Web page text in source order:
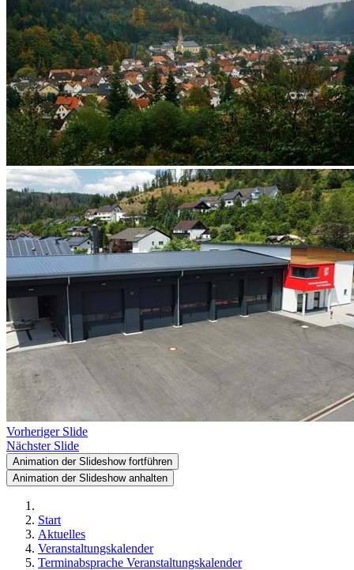
Vorheriger Slide
Nächster Slide
Animation der Slideshow fortführen
Animation der Slideshow anhalten
Start
Aktuelles
Veranstaltungskalender
Terminabsprache Veranstaltungskalender